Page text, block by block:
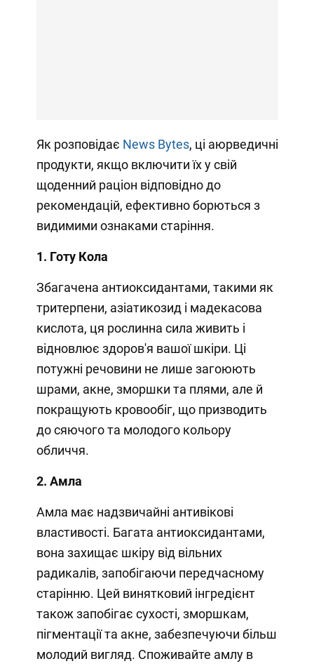
Як розповідає News Bytes, ці аюрведичні
продукти, якщо включити їх у свій
щоденний раціон відповідно до
рекомендацій, ефективно борються з
видимими ознаками старіння.
1. Готу Кола
Збагачена антиоксидантами, такими як
тритерпени, азіатикозид і мадекасова
кислота, ця рослинна сила живить і
відновлює здоров'я вашої шкіри. Ці
потужні речовини не лише загоюють
шрами, акне, зморшки та плями, але й
покращують кровообіг, що призводить
до сяючого та молодого кольору
обличчя.
2. Амла
Амла має надзвичайні антивікові
властивості. Багата антиоксидантами,
вона захищає шкіру від вільних
радикалів, запобігаючи передчасному
старінню. Цей винятковий інгредієнт
також запобігає сухості, зморшкам,
пігментації та акне, забезпечуючи більш
молодий вигляд. Споживайте амлу в